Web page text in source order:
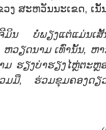
ງ ສະຫວັນນະເຂດ, ເ
ມິນ ບໍ່ພຽງແຕ່ແມ່ນເສັ້
ຫວຽດນາມ ເທົ່ານັ້ນ, ຫ
ມ ຮຽງບ່າຮຽງໄຫຼ່ຕະ
ມມື, ຮ່ວມຂຸມຄອງດຽ